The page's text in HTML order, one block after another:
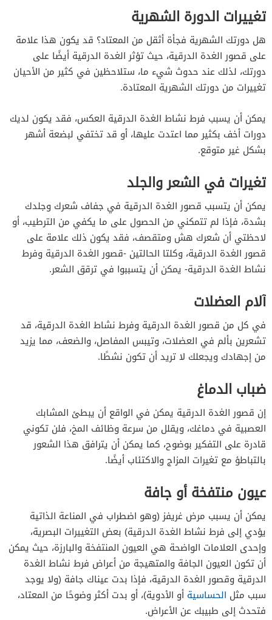
تغييرات الدورة الشهرية
هل دورتك الشهرية فجأة أثقل من المعتاد؟ قد يكون هذا علامة
على قصور الغدة الدرقية، حيث تؤثر الغدة الدرقية أيضًا على
دورتك، لذلك عند حدوث شيء ما، ستلاحظين في كثير من الأحيان
تغييرات من دورتك الشهرية المعتادة.
يمكن أن يسبب فرط نشاط الغدة الدرقية العكس، فقد يكون لديك
دورات أخف بكثير مما اعتدت عليها، أو قد تختفي لبضعة أشهر
بشكل غير متوقع.
تغيرات في الشعر والجلد
يمكن أن يتسبب قصور الغدة الدرقية في جفاف شعرك وجلدك
بشدة، فإذا لم تتمكني من الحصول على ما يكفي من الترطيب، أو
لاحظتي أن شعرك هش ومتقصف، فقد يكون ذلك علامة على
قصور الغدة الدرقية، وكلتا الحالتين -قصور الغدة الدرقية وفرط
نشاط الغدة الدرقية- يمكن أن يتسببوا في ترقق الشعر.
آلام العضلات
في كل من قصور الغدة الدرقية وفرط نشاط الغدة الدرقية، قد
تشعرين بألم في العضلات، وتيبس المفاصل، والضعف، مما يزيد
من إجهادك ويجعلك لا تريد أن تكون نشطًا.
ضباب الدماغ
إن قصور الغدة الدرقية يمكن في الواقع أن يبطئ المشابك
العصبية في دماغك، ويقلل من سرعة وظائف المخ، فلن تكوني
قادرة على التفكير بوضوح، كما يمكن أن يترافق هذا الشعور
بالتباطؤ مع تغيرات المزاج والاكتئاب أيضًا.
عيون منتفخة أو جافة
يمكن أن يسبب مرض غريفز (وهو اضطراب في المناعة الذاتية
يؤدي إلى فرط نشاط الغدة الدرقية) بعض التغييرات البصرية،
وإحدى العلامات الواضحة هي العيون المنتفخة والبارزة، حيث يمكن
أن تكون العيون الجافة والمتهيجة من أعراض فرط نشاط الغدة
الدرقية وقصور الغدة الدرقية، فإذا بدت عيناك جافة (ولا يوجد
سبب مثل الحساسية أو الأدوية)، أو بدت أكثر وضوحًا من المعتاد،
فتحدث إلى طبيبك عن الأعراض.